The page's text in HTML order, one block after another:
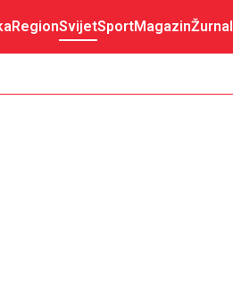
RegionSvijetSportMagazinŽurnal